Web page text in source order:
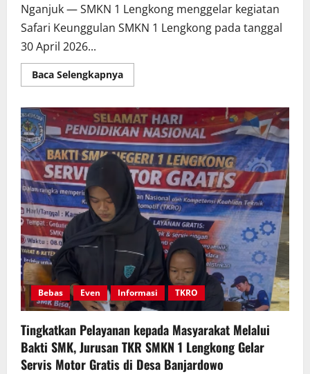
Nganjuk — SMKN 1 Lengkong menggelar kegiatan
Safari Keunggulan SMKN 1 Lengkong pada tanggal
30 April 2026...
Baca SelengkapnyaRead
more
Keunggulan
SMKN
1
Lengkong
Bersama
Cabang
Dinas
Pendidikan
Wilayah
Kabupaten
Nganjuk
Bebas Even Informasi TKRO
Tingkatkan Pelayanan kepada Masyarakat Melalui
Bakti SMK, Jurusan TKR SMKN 1 Lengkong Gelar
Servis Motor Gratis di Desa Banjardowo